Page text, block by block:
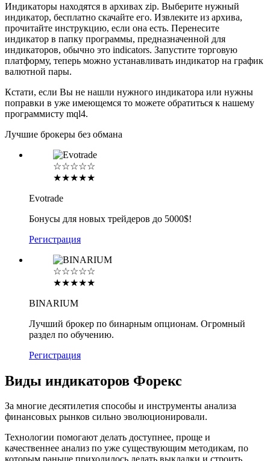
Индикаторы находятся в архивах zip. Выберите нужный
индикатор, бесплатно скачайте его. Извлеките из архива,
прочитайте инструкцию, если она есть. Перенесите
индикатор в папку программы, предназначенной для
индикаторов, обычно это indicators. Запустите торговую
платформу, теперь можно устанавливать индикатор на график
валютной пары.
Кстати, если Вы не нашли нужного индикатора или нужны
поправки в уже имеющемся то можете обратиться к нашему
программисту mql4.
Лучшие брокеры без обмана
☆☆☆☆☆
★★★★★
Evotrade
Бонусы для новых трейдеров до 5000$!
Регистрация
☆☆☆☆☆
★★★★★
BINARIUM
Лучший брокер по бинарным опционам. Огромный
раздел по обучению.
Регистрация
Виды индикаторов Форекс
За многие десятилетия способы и инструменты анализа
финансовых рынков сильно эволюционировали.
Технологии помогают делать доступнее, проще и
качественнее анализ по уже существующим методикам, по